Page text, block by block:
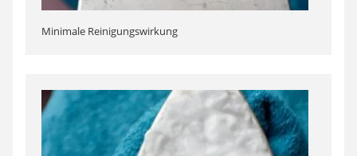
Minimale Reinigungswirkung